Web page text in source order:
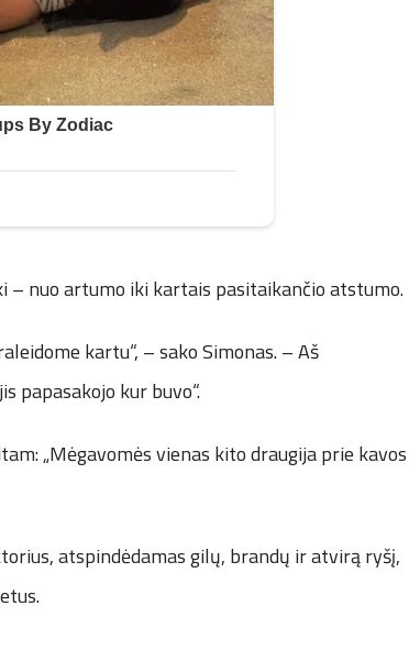
– nuo artumo iki kartais pasitaikančio atstumo.
kartu“, – sako Simonas. – Aš
papasakojo kur buvo“.
„Mėgavomės vienas kito draugija prie kavos
atspindėdamas gilų, brandų ir atvirą ryšį,